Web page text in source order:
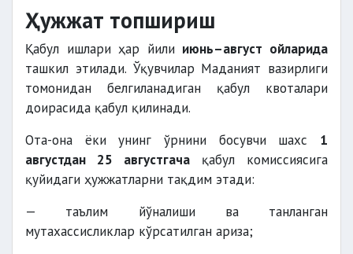
Ҳужжат топшириш
Қабул ишлари ҳар йили июнь–август ойларида
ташкил этилади. Ўқувчилар Маданият вазирлиги
томонидан белгиланадиган қабул квоталари
доирасида қабул қилинади.
Ота-она ёки унинг ўрнини босувчи шахс 1
августдан 25 августгача қабул комиссиясига
қуйидаги ҳужжатларни тақдим этади:
— таълим йўналиши ва танланган
мутахассисликлар кўрсатилган ариза;